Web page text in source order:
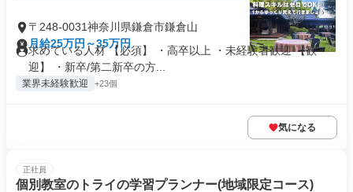
〒248-0031神奈川県鎌倉市鎌倉山
月給25万円～35万円
求めている人材 【必須】 ・高卒以上 ・未経験者歓迎 【歓
迎】 ・新卒/第二新卒の方...
業界未経験歓迎 +23個
気になる
正社員
個別教室のトライの学習プランナー(地域限定コース)